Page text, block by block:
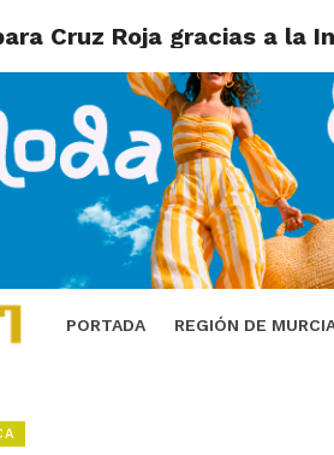
PORTADA REGIÓN DE
Cruz Roja gracias a la